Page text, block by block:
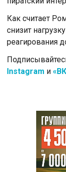
Как считает
снизит
реагирования
Instagram и